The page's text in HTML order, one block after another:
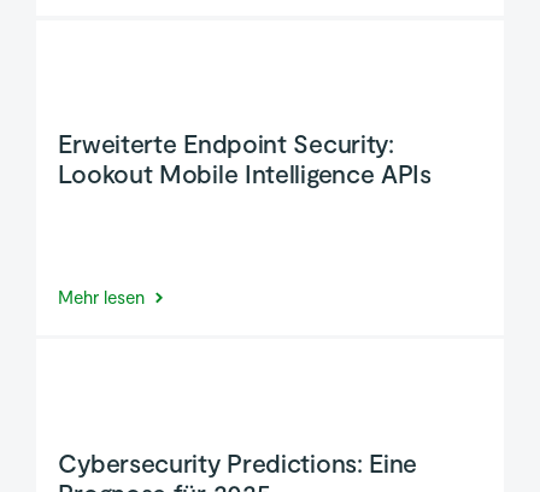
Erweiterte Endpoint Security:
Lookout Mobile Intelligence APIs
Mehr lesen
Cybersecurity Predictions: Eine